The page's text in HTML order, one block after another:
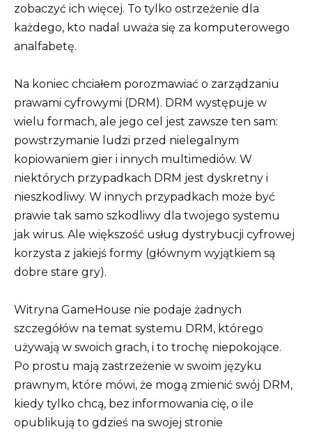
zobaczyć ich więcej. To tylko ostrzeżenie dla
każdego, kto nadal uważa się za komputerowego
analfabetę.
Na koniec chciałem porozmawiać o zarządzaniu
prawami cyfrowymi (DRM). DRM występuje w
wielu formach, ale jego cel jest zawsze ten sam:
powstrzymanie ludzi przed nielegalnym
kopiowaniem gier i innych multimediów. W
niektórych przypadkach DRM jest dyskretny i
nieszkodliwy. W innych przypadkach może być
prawie tak samo szkodliwy dla twojego systemu
jak wirus. Ale większość usług dystrybucji cyfrowej
korzysta z jakiejś formy (głównym wyjątkiem są
dobre stare gry).
Witryna GameHouse nie podaje żadnych
szczegółów na temat systemu DRM, którego
używają w swoich grach, i to trochę niepokojące.
Po prostu mają zastrzeżenie w swoim języku
prawnym, które mówi, że mogą zmienić swój DRM,
kiedy tylko chcą, bez informowania cię, o ile
opublikują to gdzieś na swojej stronie